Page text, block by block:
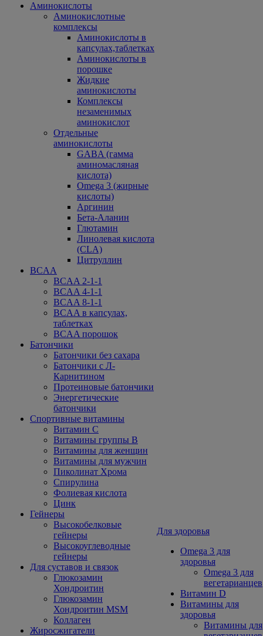
Аминокислоты
Аминокислотные
комплексы
Аминокислоты в
капсулах,таблетках
Аминокислоты в
порошке
Жидкие
аминокислоты
Комплексы
незаменимых
аминокислот
Отдельные
аминокислоты
GABA (гамма
аминомасляная
кислота)
Omega 3 (жирные
кислоты)
Аргинин
Бета-Аланин
Глютамин
Линолевая кислота
(CLA)
Цитруллин
BCAA
BCAA 2-1-1
BCAA 4-1-1
BCAA 8-1-1
BCAA в капсулах,
таблетках
BCAA порошок
Батончики
Батончики без сахара
Батончики с Л-
Карнитином
Протеиновые батончики
Энергетические
батончики
Спортивные витамины
Витамин С
Витамины группы В
Витамины для женщин
Витамины для мужчин
Пиколинат Хрома
Спирулина
Фолиевая кислота
Цинк
Гейнеры
Высокобелковые
гейнеры
Высокоуглеводные
гейнеры
Для суставов и связок
Глюкозамин
Хондроитин
Глюкозамин
Хондроитин MSM
Коллаген
Жиросжигатели
Для здоровья
Omega 3 для
здоровья
Omega 3 для
вегетарианцев
Витамин D
Витамины для
здоровья
Витамины для